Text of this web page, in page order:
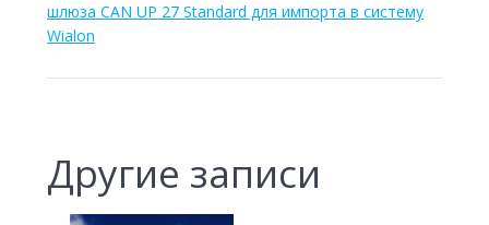
шлюза CAN UP 27 Standard для импорта в систему
Wialon
Другие записи